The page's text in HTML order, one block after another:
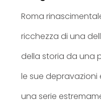
Roma
ricchezza di una
della storia da una
le sue depravazioni
una serie